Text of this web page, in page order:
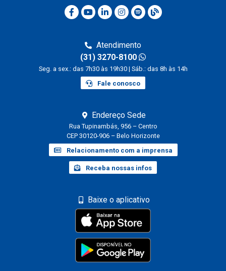
Atendimento
(31) 3270-8100
Seg. a sex.: das 7h30 às 19h30 | Sáb.: das 8h às 14h
Fale conosco
Endereço Sede
Rua Tupinambás, 956 – Centro
CEP 30120-906 – Belo Horizonte
Relacionamento com a imprensa
Receba nossas infos
Baixe o aplicativo